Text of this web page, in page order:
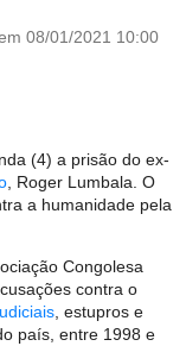
08/01/2021 10:00
(4) a prisão do ex-
, Roger Lumbala. O
a humanidade pela
Congolesa
contra o
, estupros e
país, entre 1998 e